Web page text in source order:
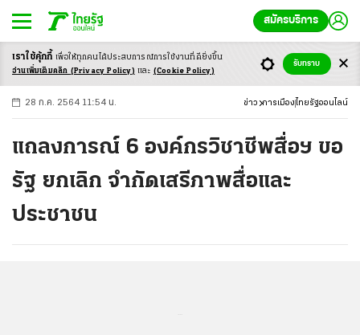
สมัครบริการ
-ก ก ก+
28 ก.ค. 2564 11:54 น. ข่าว การเมือง ไทยรัฐออนไลน์
แถลงการณ์ 6 องค์กรวิชาชีพสื่อฯ ขอ
รัฐ ยกเลิก จำกัดเสรีภาพสื่อและ
ประชาชน
เราใช้คุ้กกี้ เพื่อให้ทุกคนได้ประสบการณ์การใช้งานที่ดียิ่งขึ้น
อ่านเพิ่มเติมคลิก (Privacy Policy) และ (Cookie Policy)
รับทราบ